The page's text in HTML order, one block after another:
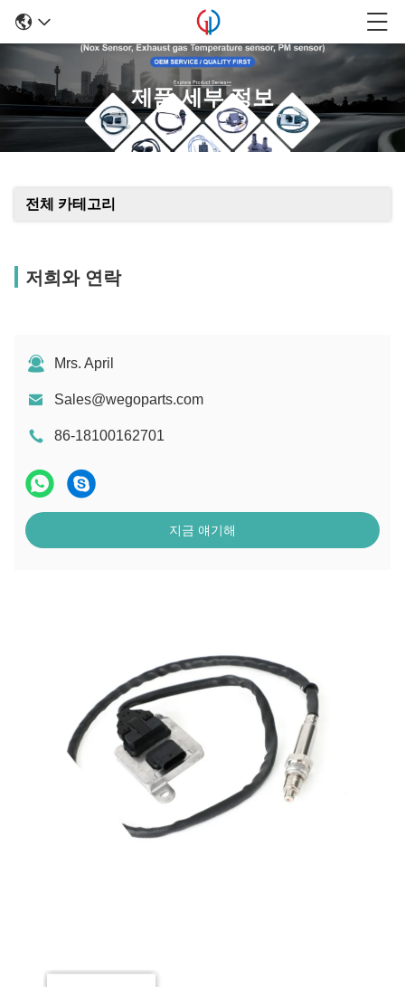
제품 세부 정보
전체 카테고리
저희와 연락
Mrs. April
Sales@wegoparts.com
86-18100162701
지금 얘기해